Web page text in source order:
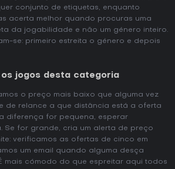
conjunto de etiquetas, enquanto
acerta melhor quando procuras uma
da jogabilidade e não um género inteiro.
se: primeiro estreita o género e depois
jogos desta categoria
o preço mais baixo que alguma vez
de relance a que distância está a oferta
diferença for pequena, esperar
Se for grande, cria um alerta de preço
verificamos as ofertas de cinco em
um email quando alguma desça
mais cómodo do que espreitar aqui todos